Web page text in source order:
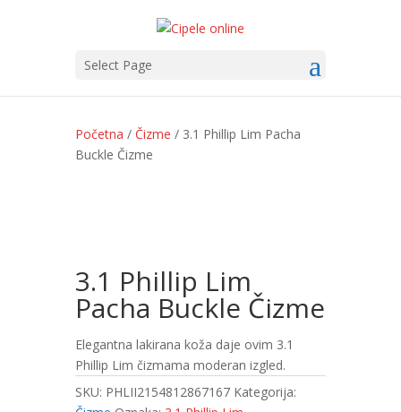
Select Page
Početna / Čizme / 3.1 Phillip Lim Pacha
Buckle Čizme
3.1 Phillip Lim
Pacha Buckle Čizme
Elegantna lakirana koža daje ovim 3.1
Phillip Lim čizmama moderan izgled.
SKU: PHLII2154812867167 Kategorija: